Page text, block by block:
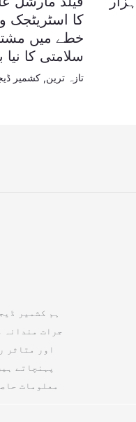
کا اسٹریٹجک
خطے میں
سلامتی کا نیا
تازہ ترین کشمیر
ہم کشمیر
جرات مندانہ
اور متاثر
پہنچاتے
معلومات